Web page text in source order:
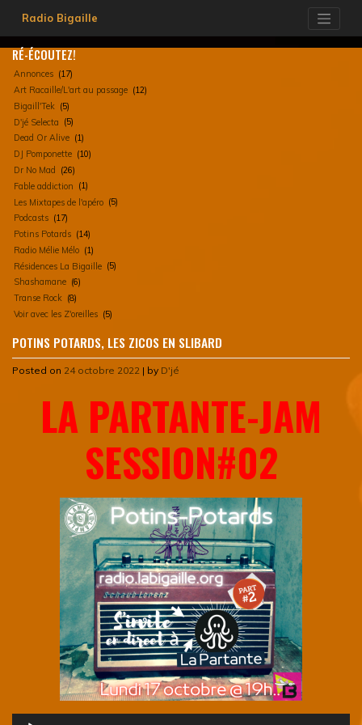
content
Radio Bigaille
RÉ-ÉCOUTEZ!
Annonces (17)
Art Racaille/L'art au passage (12)
Bigaill'Tek (5)
D'jé Selecta (5)
Dead Or Alive (1)
DJ Pomponette (10)
Dr No Mad
(26)
Fable addiction (1)
Les Mixtapes de l'apéro (5)
Podcasts (17)
Potins Potards (14)
Radio Mélie Mélo (1)
Résidences La Bigaille (5)
Shashamane (6)
Transe Rock (8)
Voir avec les Z'oreilles (5)
POTINS POTARDS, LES ZICOS EN SLIBARD
Posted on 24 octobre 2022 | by D'jé
LA PARTANTE-JAM
SESSION#02
Lecteur